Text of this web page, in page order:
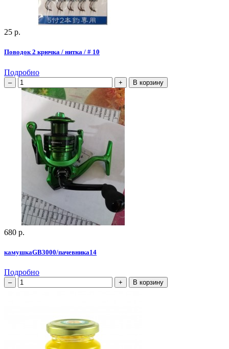
25 р.
Поводок 2 крючка / нитка / # 10
Подробно
В корзину
680 р.
камушкаGВ3000/пачевника14
Подробно
В корзину